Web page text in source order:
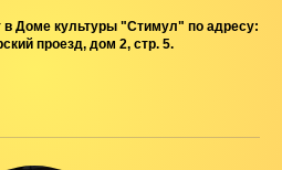
в Доме культуры "Стимул" по адресу:
проезд, дом 2, стр. 5.